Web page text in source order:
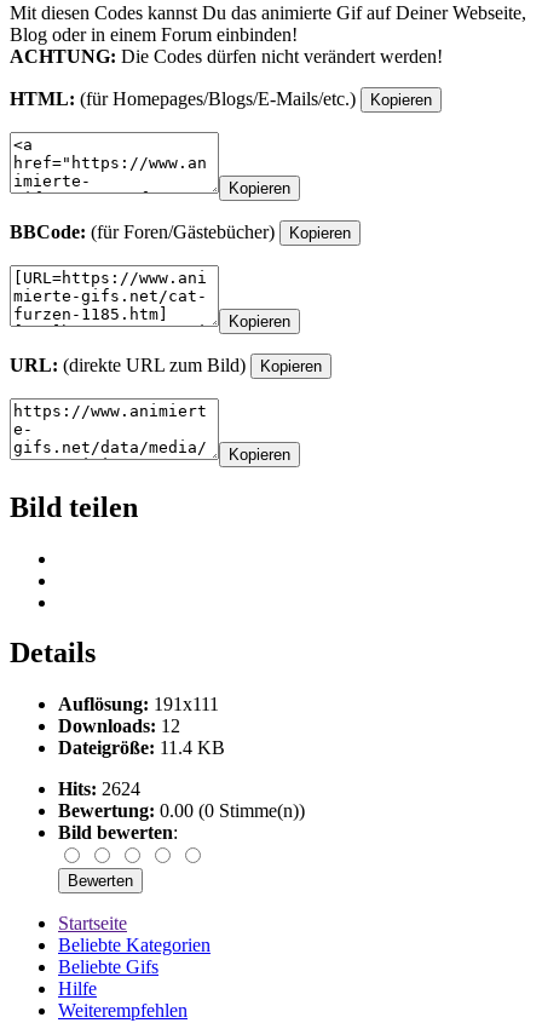
Mit diesen Codes kannst Du das animierte Gif auf Deiner Webseite,
Blog oder in einem Forum einbinden!
ACHTUNG: Die Codes dürfen nicht verändert werden!
HTML: (für Homepages/Blogs/E-Mails/etc.) Kopieren
Kopieren
BBCode: (für Foren/Gästebücher) Kopieren
Kopieren
URL: (direkte URL zum Bild) Kopieren
Kopieren
Bild teilen
Details
Auflösung: 191x111
Downloads: 12
Dateigröße: 11.4 KB
Hits: 2624
Bewertung: 0.00 (0 Stimme(n))
Bild bewerten:
Startseite
Beliebte Kategorien
Beliebte Gifs
Hilfe
Weiterempfehlen